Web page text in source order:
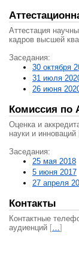
Аттестация
кадров высшей
Заседания:
30 октября
31 июля
26 июня
Комиссия по
Оценка и
науки и инноваций
Заседания:
25 мая 2018
5 июня 2017
27 апреля
Контакты
Контактные
аудиенций […]